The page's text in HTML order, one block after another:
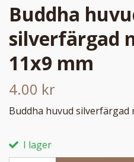
Buddha
silverfärgad
11x9 mm
4.00 kr
Buddha huvud silverfärgad
I lager